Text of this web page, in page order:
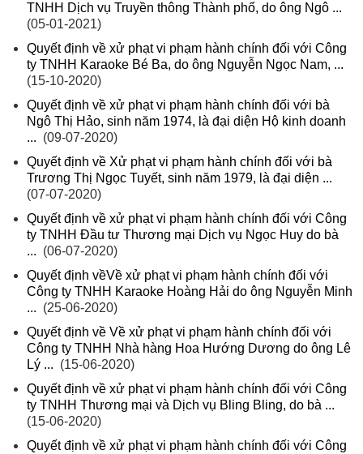
TNHH Dịch vụ Truyền thông Thành phố, do ông Ngô ...
(05-01-2021)
Quyết định về xử phạt vi phạm hành chính đối với Công
ty TNHH Karaoke Bé Ba, do ông Nguyễn Ngọc Nam, ...
(15-10-2020)
Quyết định về xử phạt vi phạm hành chính đối với bà
Ngô Thị Hảo, sinh năm 1974, là đại diện Hộ kinh doanh
... (09-07-2020)
Quyết định về Xử phạt vi phạm hành chính đối với bà
Trương Thị Ngọc Tuyết, sinh năm 1979, là đại diện ...
(07-07-2020)
Quyết định về xử phạt vi phạm hành chính đối với Công
ty TNHH Đầu tư Thương mại Dịch vụ Ngọc Huy do bà
... (06-07-2020)
Quyết định vềVề xử phạt vi phạm hành chính đối với
Công ty TNHH Karaoke Hoàng Hải do ông Nguyễn Minh
... (25-06-2020)
Quyết định về Về xử phạt vi phạm hành chính đối với
Công ty TNHH Nhà hàng Hoa Hướng Dương do ông Lê
Lý ... (15-06-2020)
Quyết định về xử phạt vi phạm hành chính đối với Công
ty TNHH Thương mại và Dịch vụ Bling Bling, do bà ...
(15-06-2020)
Quyết định về xử phạt vi phạm hành chính đối với Công